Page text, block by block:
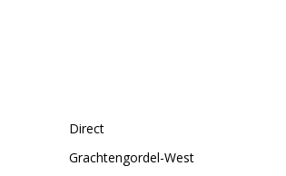
Direct
Grachtengordel-West